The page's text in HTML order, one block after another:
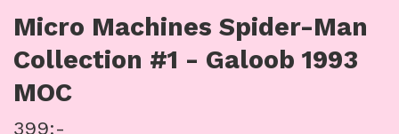
Micro Machines Spider-Man
Collection #1 - Galoob 1993
MOC
399:-